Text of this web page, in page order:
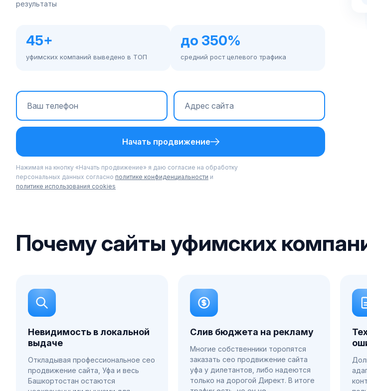
результаты
45+
уфимских компаний выведено в ТОП
до 350%
средний рост целевого трафика
Начать продвижение
Нажимая на кнопку «Начать продвижение» я даю согласие на обработку
персональных данных согласно политике конфиденциальности и
политике использования cookies
Почему сайты уфимских
Невидимость в локальной
выдаче
Откладывая профессиональное сео
продвижение сайта, Уфа и весь
Башкортостан остаются
Слив бюджета на рекламу
Многие собственники торопятся
заказать сео продвижение сайта
уфа у дилетантов, либо надеются
только на дорогой Директ. В итоге